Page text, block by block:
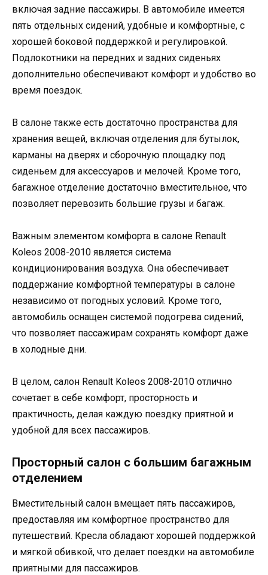
включая задние пассажиры. В автомобиле имеется
пять отдельных сидений, удобные и комфортные, с
хорошей боковой поддержкой и регулировкой.
Подлокотники на передних и задних сиденьях
дополнительно обеспечивают комфорт и удобство во
время поездок.
В салоне также есть достаточно пространства для
хранения вещей, включая отделения для бутылок,
карманы на дверях и сборочную площадку под
сиденьем для аксессуаров и мелочей. Кроме того,
багажное отделение достаточно вместительное, что
позволяет перевозить большие грузы и багаж.
Важным элементом комфорта в салоне Renault
Koleos 2008-2010 является система
кондиционирования воздуха. Она обеспечивает
поддержание комфортной температуры в салоне
независимо от погодных условий. Кроме того,
автомобиль оснащен системой подогрева сидений,
что позволяет пассажирам сохранять комфорт даже
в холодные дни.
В целом, салон Renault Koleos 2008-2010 отлично
сочетает в себе комфорт, просторность и
практичность, делая каждую поездку приятной и
удобной для всех пассажиров.
Просторный салон с большим багажным
отделением
Вместительный салон вмещает пять пассажиров,
предоставляя им комфортное пространство для
путешествий. Кресла обладают хорошей поддержкой
и мягкой обивкой, что делает поездки на автомобиле
приятными для пассажиров.